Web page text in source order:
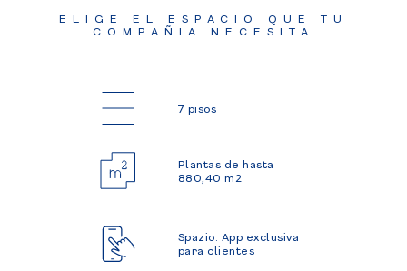
ELIGE EL ESPACIO QUE TU
COMPAÑIA NECESITA
7 pisos
Plantas de hasta
880,40 m2
Spazio: App exclusiva
para clientes